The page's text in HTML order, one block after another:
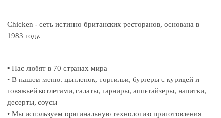
Chicken - сеть истинно британских ресторанов, основана в
1983 году.
▪ Нас любят в 70 странах мира
• В нашем меню: цыпленок, тортильи, бургеры с курицей и
говяжьей котлетами, салаты, гарниры, аппетайзеры, напитки,
десерты, соусы
• Мы используем оригинальную технологию приготовления